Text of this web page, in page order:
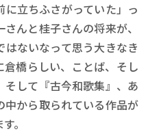
立ちふさがっていた」っ
んと桂子さんの将来が、
ないなって思う大きなき
橋らしい、ことば、そし
して『古今和歌集』、あ
中から取られている作品が
。